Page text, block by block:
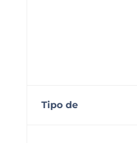
Tipo de